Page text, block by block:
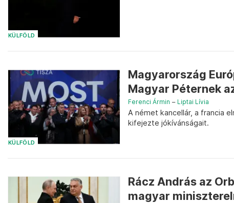
KÜLFÖLD
KÜLFÖLD
Magyarország
Magyar Péternek
Ferenci Ármin – Liptai Lívia
A német kancellár, a francia
kifejezte jókívánságait.
Rácz András az
magyar